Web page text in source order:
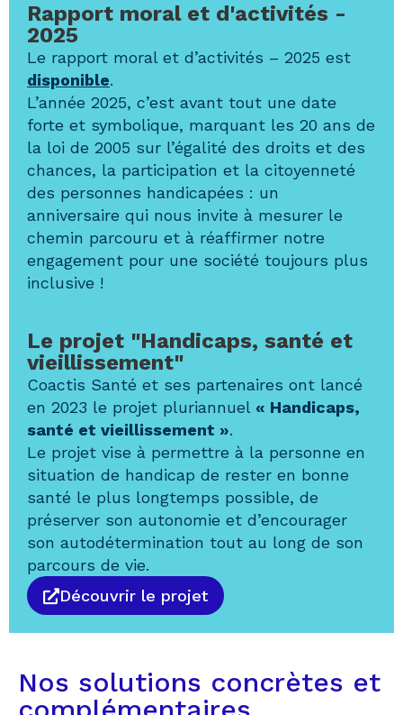
Rapport moral et d'activités -
2025
Le rapport moral et d’activités – 2025 est
disponible.
L’année 2025, c’est avant tout une date
forte et symbolique, marquant les 20 ans de
la loi de 2005 sur l’égalité des droits et des
chances, la participation et la citoyenneté
des personnes handicapées : un
anniversaire qui nous invite à mesurer le
chemin parcouru et à réaffirmer notre
engagement pour une société toujours plus
inclusive !
Le projet "Handicaps, santé et
vieillissement"
Coactis Santé et ses partenaires ont lancé
en 2023 le projet pluriannuel « Handicaps,
santé et vieillissement ».
Le projet vise à permettre à la personne en
situation de handicap de rester en bonne
santé le plus longtemps possible, de
préserver son autonomie et d’encourager
son autodétermination tout au long de son
parcours de vie.
Découvrir le projet
Nos solutions concrètes et